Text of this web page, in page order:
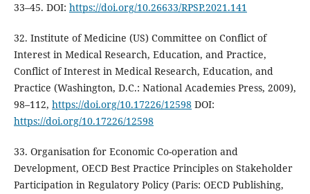
33–45. DOI: https://doi.org/10.26633/RPSP.2021.141
32. Institute of Medicine (US) Committee on Conflict of
Interest in Medical Research, Education, and Practice,
Conflict of Interest in Medical Research, Education, and
Practice (Washington, D.C.: National Academies Press, 2009),
98–112, https://doi.org/10.17226/12598DOI:
https://doi.org/10.17226/12598
33. Organisation for Economic Co-operation and
Development, OECD Best Practice Principles on Stakeholder
Participation in Regulatory Policy (Paris: OECD Publishing,